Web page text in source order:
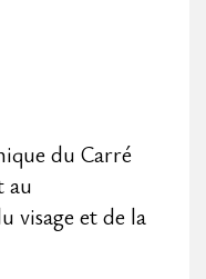
du Carré
au
visage et de la